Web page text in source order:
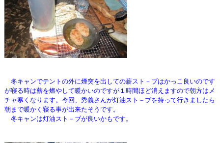
冬キャンでテントの外に煙突を出しての薪スト－ブはかっこ良いのです
が寝る時は薪を燃やして暖かいのですが１時間ほど消えますので朝方はメ
チャ寒くなります。 今回、秀義さんが灯油スト－ブを持って行きましたら
朝まで暖かく寝る事が出来たそうです。
冬キャンは灯油スト－ブが良いかもです。